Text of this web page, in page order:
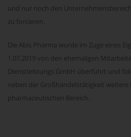
und nur noch den
zu forcieren.
Die Abis Pharma wurde im Zuge eines
1.07.2019 von den ehemaligen
Dienstleistungs GmbH überführt und
neben der Großhandelstätigkeit weitere
pharmazeutischen Bereich.